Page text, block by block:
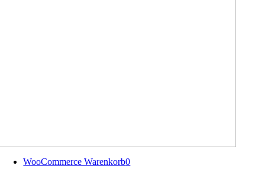
WooCommerce Warenkorb0